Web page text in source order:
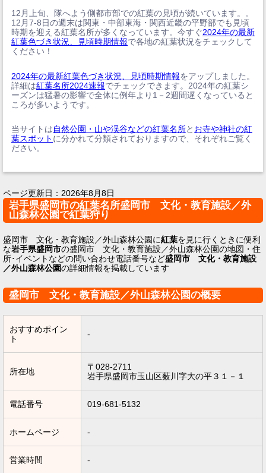
12月上旬、隊へよう側都市部での紅葉の見頃が続いています。。
12月7-8日の週末は関東・中部東海・関西近畿の平野部でも見頃
時期を迎える紅葉名所が多くなっています。今すぐ2024年の最新
紅葉色づき状況、見頃時期情報で各地の紅葉状況をチェックして
ください！
2024年の最新紅葉色づき状況、見頃時期情報をアップしました。
詳細は紅葉名所2024速報でチェックできます。2024年の紅葉シ
ーズンは猛暑の影響で全体に例年より1－2週間遅くなっていると
ころが多いようです。
当サイトは自然公園・山や渓谷などの紅葉名所と お寺や神社の紅
葉スポット に分かれて分類されておりますので、それぞれご覧く
ださい。
ページ更新日： 2026年8月8日
岩手県盛岡市の紅葉名所盛岡市 文化・教育施設／外
山森林公園で紅葉狩り
盛岡市 文化・教育施設／外山森林公園に紅葉を見に行くときに便利
な岩手県盛岡市の盛岡市 文化・教育施設／外山森林公園の地図・住
所･イベントなどの問い合わせ電話番号など盛岡市 文化・教育施設
／外山森林公園の詳細情報を掲載しています
盛岡市 文化・教育施設／外山森林公園の概要
おすすめポイン
ト
-
所在地
〒028-2711
岩手県盛岡市玉山区薮川字大の平３１－１
電話番号 019-681-5132
ホームページ -
営業時間 -